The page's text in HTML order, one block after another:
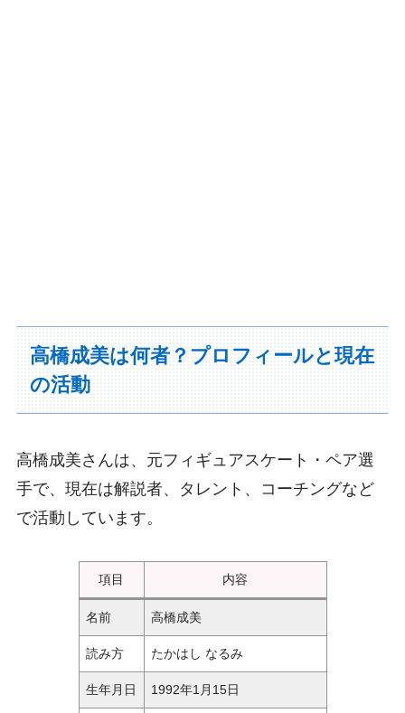
高橋成美は何者？プロフィールと現在
の活動
高橋成美さんは、元フィギュアスケート・ペア選
手で、現在は解説者、タレント、コーチングなど
で活動しています。
項目 内容
名前 高橋成美
読み方 たかはし なるみ
生年月日 1992年1月15日